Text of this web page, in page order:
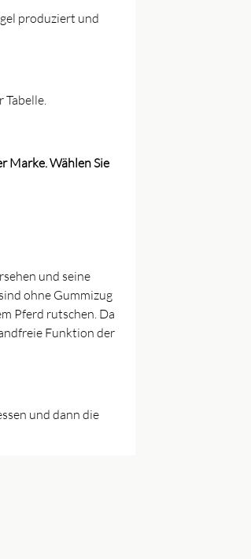
produziert und
Marke. Wählen Sie
und seine
ohne Gummizug
Pferd rutschen. Da
Funktion der
und dann die